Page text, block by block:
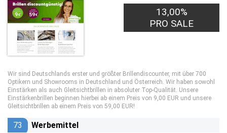
3,00€
PRO LEAD
13,00%
PRO SALE
Wir sind Deutschlands erster und größter Brillendiscounter, mit über 700
Optikern und Showrooms in Deutschland und Österreich. Wir haben sowohl
Einstärken als auch Gleitsichtbrillen in absoluter Top-Qualität. Unsere
Einstärkenbrillen beginnen hierbei ab einem Preis von 9,00 EUR und unsere
Gleitsichtbrillen ab einem Preis von 59,00 EUR!
73 Werbemittel